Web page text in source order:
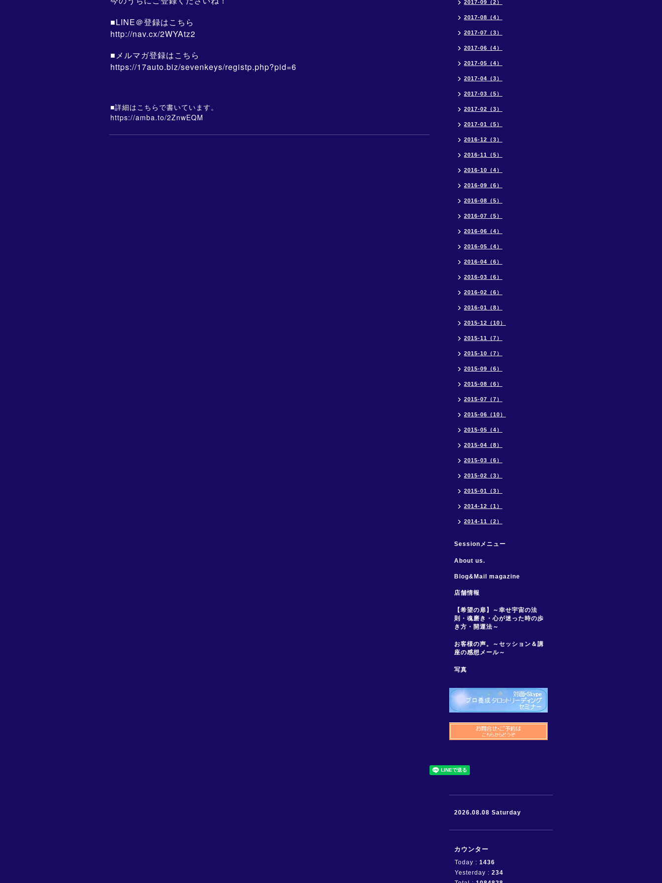
■LINE＠登録はこちら
http://nav.cx/2WYAtz2
■メルマガ登録はこちら
https://17auto.biz/sevenkeys/registp.php?pid=6
■詳細はこちらで書いています。
https://amba.to/2ZnwEQM
2017-09（2）
2017-08（4）
2017-07（3）
2017-06（4）
2017-05（4）
2017-04（3）
2017-03（5）
2017-02（3）
2017-01（5）
2016-12（3）
2016-11（5）
2016-10（4）
2016-09（6）
2016-08（5）
2016-07（5）
2016-06（4）
2016-05（4）
2016-04（6）
2016-03（6）
2016-02（6）
2016-01（8）
2015-12（10）
2015-11（7）
2015-10（7）
2015-09（6）
2015-08（6）
2015-07（7）
2015-06（10）
2015-05（4）
2015-04（8）
2015-03（6）
2015-02（3）
2015-01（3）
2014-12（1）
2014-11（2）
Sessionメニュー
About us.
Blog&Mail magazine
店舗情報
【希望の扉】～幸せ宇宙の法
則・魂磨き・心が迷った時の歩
き方・開運法～
お客様の声。～セッション＆講
座の感想メール～
写真
2026.08.08 Saturday
カウンター
Today : 1436
Yesterday : 234